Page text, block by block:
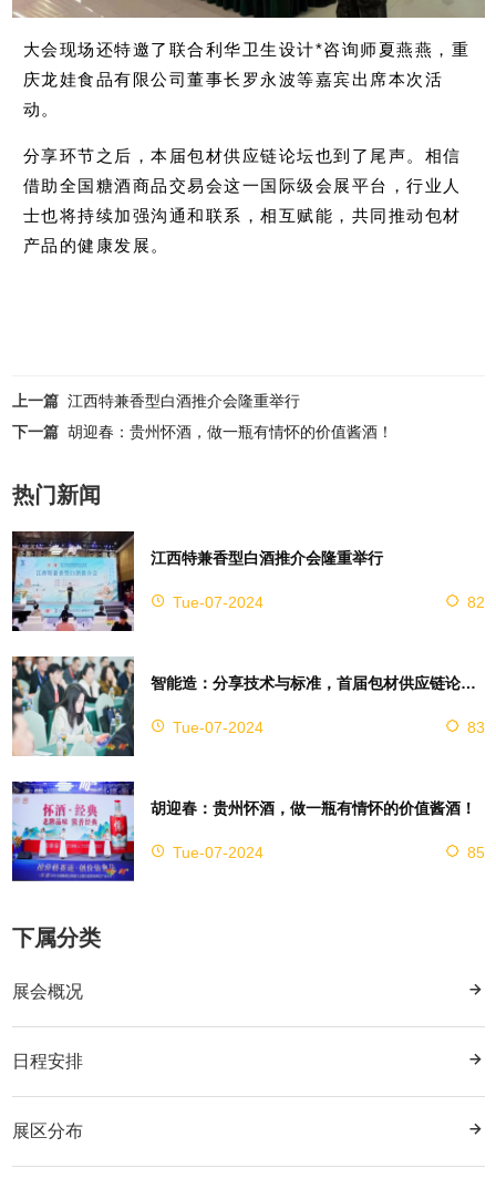
大会现场还特邀了联合利华卫生设计*咨询师夏燕燕，重
庆龙娃食品有限公司董事长罗永波等嘉宾出席本次活
动。
分享环节之后，本届包材供应链论坛也到了尾声。相信
借助全国糖酒商品交易会这一国际级会展平台，行业人
士也将持续加强沟通和联系，相互赋能，共同推动包材
产品的健康发展。
上一篇 江西特兼香型白酒推介会隆重举行
下一篇 胡迎春：贵州怀酒，做一瓶有情怀的价值酱酒！
热门新闻
江西特兼香型白酒推介会隆重举行
Tue-07-2024 82
智能造：分享技术与标准，首届包材供应链论坛成功举办！
Tue-07-2024 83
胡迎春：贵州怀酒，做一瓶有情怀的价值酱酒！
Tue-07-2024 85
下属分类
展会概况
日程安排
展区分布